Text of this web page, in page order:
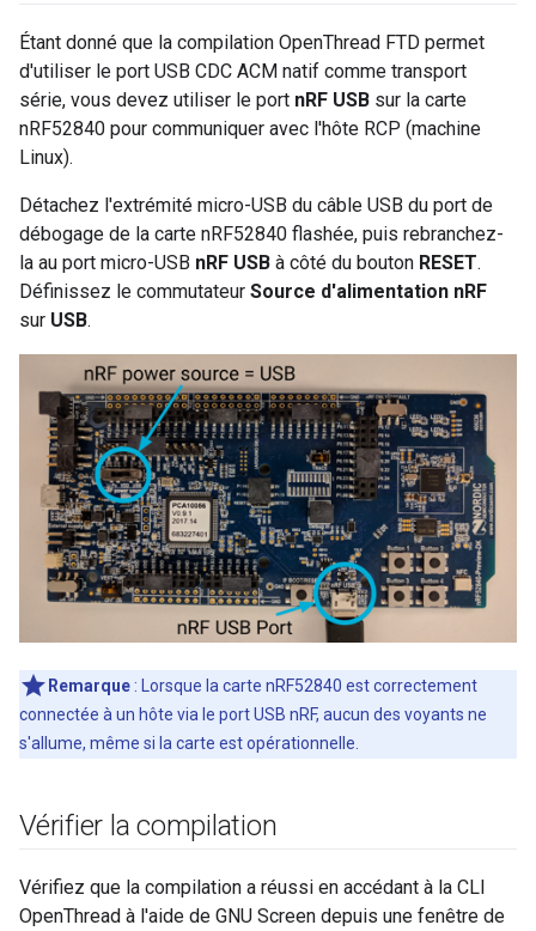
Étant donné que la compilation OpenThread FTD permet
d'utiliser le port USB CDC ACM natif comme transport
série, vous devez utiliser le port nRF USB sur la carte
nRF52840 pour communiquer avec l'hôte RCP (machine
Linux).
Détachez l'extrémité micro-USB du câble USB du port de
débogage de la carte nRF52840 flashée, puis rebranchez-
la au port micro-USB nRF USB à côté du bouton RESET.
Définissez le commutateur Source d'alimentation nRF
sur USB.
Remarque : Lorsque la carte nRF52840 est correctement
connectée à un hôte via le port USB nRF, aucun des voyants ne
s'allume, même si la carte est opérationnelle.
Vérifier la compilation
Vérifiez que la compilation a réussi en accédant à la CLI
OpenThread à l'aide de GNU Screen depuis une fenêtre de